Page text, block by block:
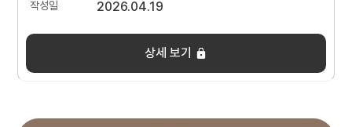
2026.04.19
상세 보기